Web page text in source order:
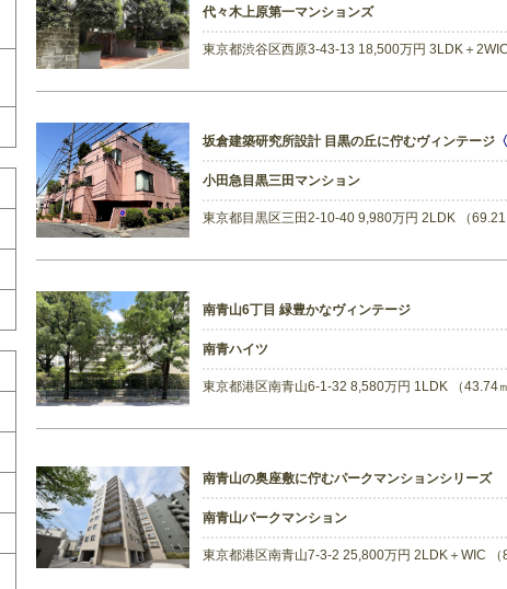
代々木上原第一マンションズ
東京都渋谷区西原3-43-13 18,500万円 3LDK＋
坂倉建築研究所設計 目黒の丘に佇むヴィンテージ
小田急目黒三田マンション
東京都目黒区三田2-10-40 9,980万円 2LDK （
南青山6丁目 緑豊かなヴィンテージ
南青ハイツ
東京都港区南青山6-1-32 8,580万円 1LDK （
南青山の奥座敷に佇むパークマンションシリーズ
南青山パークマンション
東京都港区南青山7-3-2 25,800万円 2LDK＋WIC